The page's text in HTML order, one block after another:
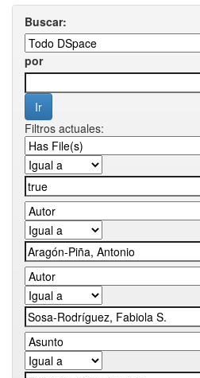
Buscar:
por
Filtros actuales: